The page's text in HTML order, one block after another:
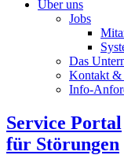
Über uns
Jobs
Das
Kontakt &
Info-
Service Portal
für Störungen